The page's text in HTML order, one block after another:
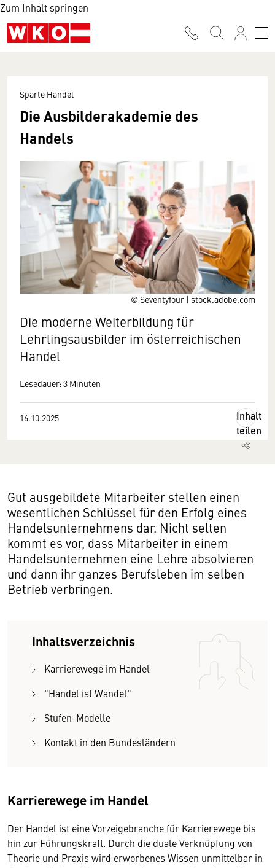
Zum Inhalt springen
© Seventyfour | stock.adobe.com
Sparte Handel
Die Ausbilderakademie des
Handels
Die moderne Weiterbildung für
Lehrlingsausbilder im österreichischen
Handel
Lesedauer: 3 Minuten
16.10.2025
Inhalt
teilen
Gut ausgebildete Mitarbeiter stellen einen
wesentlichen Schlüssel für den Erfolg eines
Handelsunternehmens dar. Nicht selten
kommt es vor, dass Mitarbeiter in einem
Handelsunternehmen eine Lehre absolvieren
und dann ihr ganzes Berufsleben im selben
Betrieb verbringen.
Inhaltsverzeichnis
Karrierewege im Handel
"Handel ist Wandel"
Stufen-Modelle
Kontakt in den Bundesländern
Karrierewege im Handel
Der Handel ist eine Vorzeigebranche für Karrierewege bis
hin zur Führungskraft. Durch die duale Verknüpfung von
Theorie und Praxis wird erworbenes Wissen unmittelbar in